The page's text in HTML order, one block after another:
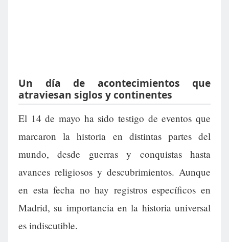
Un día de acontecimientos que
atraviesan siglos y continentes
El 14 de mayo ha sido testigo de eventos que
marcaron la historia en distintas partes del
mundo, desde guerras y conquistas hasta
avances religiosos y descubrimientos. Aunque
en esta fecha no hay registros específicos en
Madrid, su importancia en la historia universal
es indiscutible.